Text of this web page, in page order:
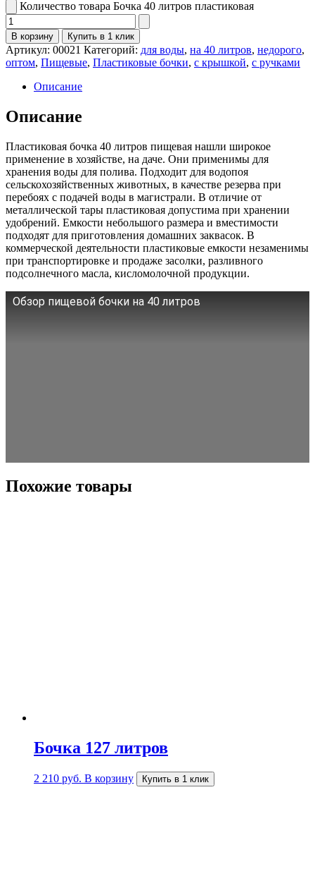
Количество товара Бочка 40 литров пластиковая
В корзину Купить в 1 клик
Артикул: 00021 Категорий: для воды, на 40 литров, недорого,
оптом, Пищевые, Пластиковые бочки, с крышкой, с ручками
Описание
Описание
Пластиковая бочка 40 литров пищевая нашли широкое
применение в хозяйстве, на даче. Они применимы для
хранения воды для полива. Подходит для водопоя
сельскохозяйственных животных, в качестве резерва при
перебоях с подачей воды в магистрали. В отличие от
металлической тары пластиковая допустима при хранении
удобрений. Емкости небольшого размера и вместимости
подходят для приготовления домашних заквасок. В
коммерческой деятельности пластиковые емкости незаменимы
при транспортировке и продаже засолки, разливного
подсолнечного масла, кисломолочной продукции.
Обзор пищевой бочки на 40 литров
Похожие товары
Бочка 127 литров
2 210 руб. В корзину Купить в 1 клик